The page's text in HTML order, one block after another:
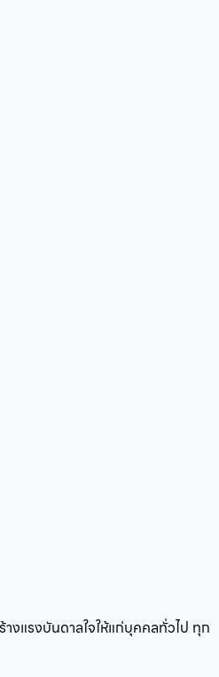
งแรงบันดาลใจให้แก่บุคคลทั่วไป ทุก